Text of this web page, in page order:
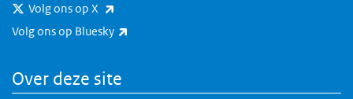
Volg ons op X
Volg ons op Bluesky
Over deze site